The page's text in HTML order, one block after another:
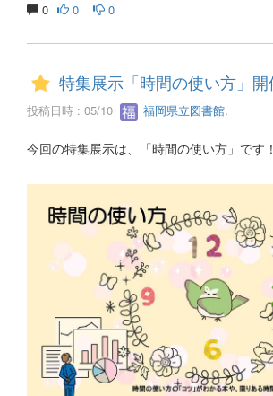
0 0 0
特集展示「時間の使い方」開
投稿日時 : 05/10 福岡県立図書館.
今回の特集展示は、「時間の使い方」です！